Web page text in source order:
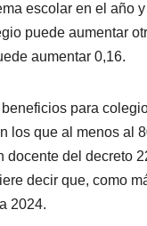
escolar en el año
puede aumentar
aumentar 0,16.
para
los que al menos al
del decreto
decir que, como
2024.